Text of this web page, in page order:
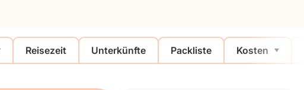
Reisezeit Unterkünfte Packliste Kosten